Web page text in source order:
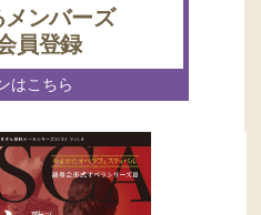
メンバーズ
員登録
はこちら